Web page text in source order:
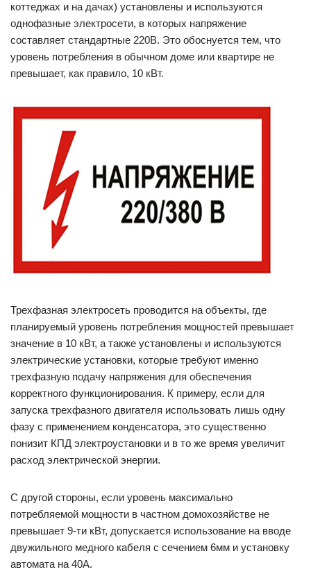
коттеджах и на дачах) установлены и используются
однофазные электросети, в которых напряжение
составляет стандартные 220B. Это обоснуется тем, что
уровень потребления в обычном доме или квартире не
превышает, как правило, 10 кВт.
Трехфазная электросеть проводится на объекты, где
планируемый уровень потребления мощностей превышает
значение в 10 кВт, а также установлены и используются
электрические установки, которые требуют именно
трехфазную подачу напряжения для обеспечения
корректного функционирования. К примеру, если для
запуска трехфазного двигателя использовать лишь одну
фазу с применением конденсатора, это существенно
понизит КПД электроустановки и в то же время увеличит
расход электрической энергии.
С другой стороны, если уровень максимально
потребляемой мощности в частном домохозяйстве не
превышает 9-ти кВт, допускается использование на вводе
двужильного медного кабеля с сечением 6мм и установку
автомата на 40A.